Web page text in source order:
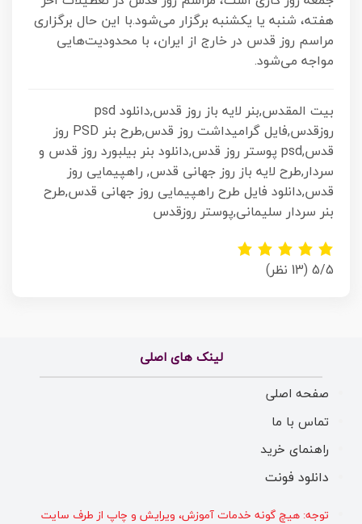
هفته، شنبه یا یکشنبه برگزار می‌شود.با این حال برگزاری
مراسم روز قدس در خارج از ایران، با محدودیت‌هایی
مواجه می‌شود.
بیت المقدس,بنر لایه باز روز قدس,دانلود psd
روزقدس,فایل گرامیداشت روز قدس,طرح بنر PSD روز
قدس,psd پوستر روز قدس,دانلود بنر بیلبورد روز قدس و
سردار,طرح لایه باز روز جهانی قدس, راهپیمایی روز
قدس,دانلود فایل طرح راهپیمایی روز جهانی قدس,طرح
بنر سردار سلیمانی,پوستر روزقدس
5/5 (13 نظر)
لینک های اصلی
صفحه اصلی
تماس با ما
راهنمای خرید
دانلود فونت
توجه: هیچ گونه خدمات آموزش، ویرایش و چاپ از طرف سایت